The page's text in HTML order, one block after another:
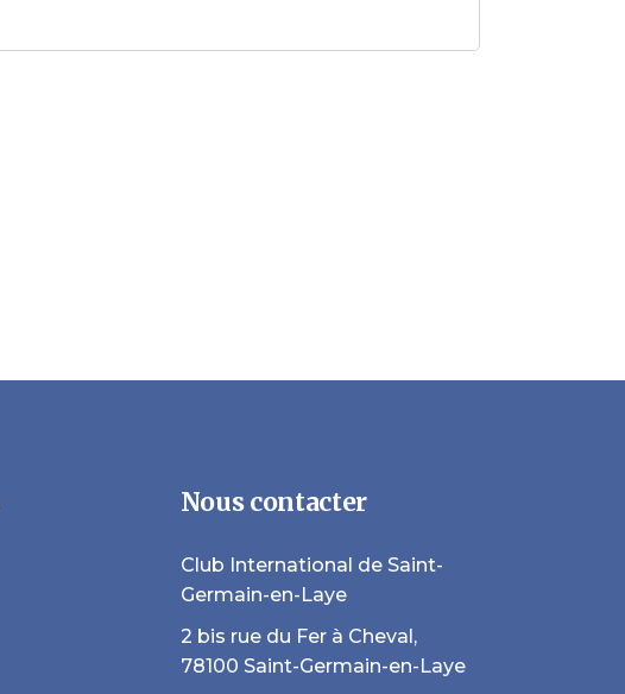
Nous contacter
Club International de Saint-
Germain-en-Laye
2 bis rue du Fer à Cheval,
78100 Saint-Germain-en-Laye